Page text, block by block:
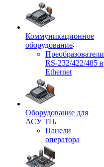
Коммуникационное
оборудование
Преобразователи
RS-232/422/485 в
Ethernet
Оборудование для
АСУ ТП
Панели
оператора